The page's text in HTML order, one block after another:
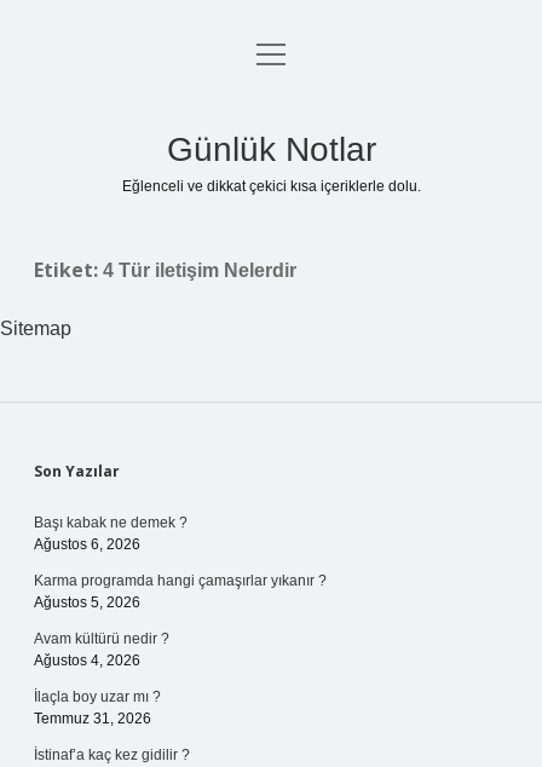
Anasayfa
menüyü
Günlük Notlar
Eğlenceli ve dikkat çekici kısa içeriklerle dolu.
Etiket: 4 Tür iletişim Nelerdir
Sitemap
Sidebar
Son Yazılar
Başı kabak ne demek ?
Ağustos 6, 2026
Karma programda hangi çamaşırlar yıkanır ?
Ağustos 5, 2026
Avam kültürü nedir ?
Ağustos 4, 2026
İlaçla boy uzar mı ?
Temmuz 31, 2026
İstinaf’a kaç kez gidilir ?